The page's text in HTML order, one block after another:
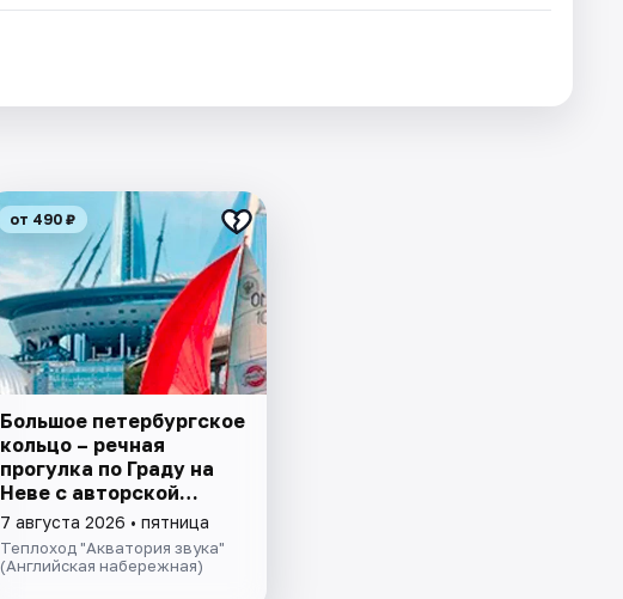
от 490 ₽
Большое петербургское
кольцо – речная
прогулка пo Граду на
Неве с авторской
экскурсией и живой
музыкой в тёплом
салоне теплохода
7 августа 2026 • пятница
Теплоход "Акватория звука"
(Английская набережная)